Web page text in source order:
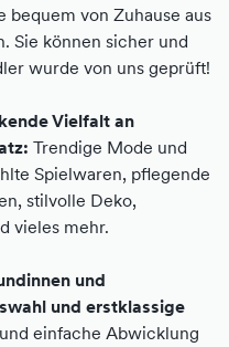
bequem von Zuhause aus
Sie können sicher und
wurde von uns geprüft!
Vielfalt an
Trendige Mode und
Spielwaren, pflegende
stilvolle Deko,
vieles mehr.
und
und erstklassige
einfache Abwicklung